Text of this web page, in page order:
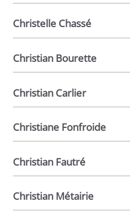
Christelle Chassé
Christian Bourette
Christian Carlier
Christiane Fonfroide
Christian Fautré
Christian Métairie